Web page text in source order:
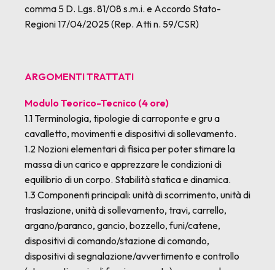
comma 5 D. Lgs. 81/08 s.m.i. e Accordo Stato-
Regioni 17/04/2025 (Rep. Atti n. 59/CSR)
ARGOMENTI TRATTATI
Modulo Teorico-Tecnico (4 ore)
1.1 Terminologia, tipologie di carroponte e gru a
cavalletto, movimenti e dispositivi di sollevamento.
1.2 Nozioni elementari di fisica per poter stimare la
massa di un carico e apprezzare le condizioni di
equilibrio di un corpo. Stabilità statica e dinamica.
1.3 Componenti principali: unità di scorrimento, unità di
traslazione, unità di sollevamento, travi, carrello,
argano/paranco, gancio, bozzello, funi/catene,
dispositivi di comando/stazione di comando,
dispositivi di segnalazione/avvertimento e controllo